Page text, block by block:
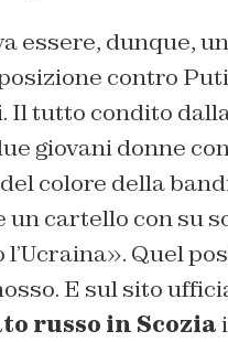
essere, dunque,
contro
Il tutto condito
giovani donne
colore della
un cartello con su
Quel
E sul sito
russo in Scozia